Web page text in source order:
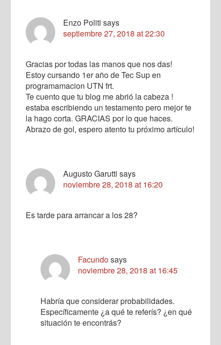
Enzo Politi says
septiembre 27, 2018 at 22:30
Gracias por todas las manos que nos das!
Estoy cursando 1er año de Tec Sup en
programamacion UTN frt.
Te cuento que tu blog me abrió la cabeza !
estaba escribiendo un testamento pero mejor te
la hago corta. GRACIAS por lo que haces.
Abrazo de gol, espero atento tu próximo artículo!
Augusto Garutti says
noviembre 28, 2018 at 16:20
Es tarde para arrancar a los 28?
Facundosays
noviembre 28, 2018 at 16:45
Habría que considerar probabilidades.
Específicamente ¿a qué te referís? ¿en qué
situación te encontrás?